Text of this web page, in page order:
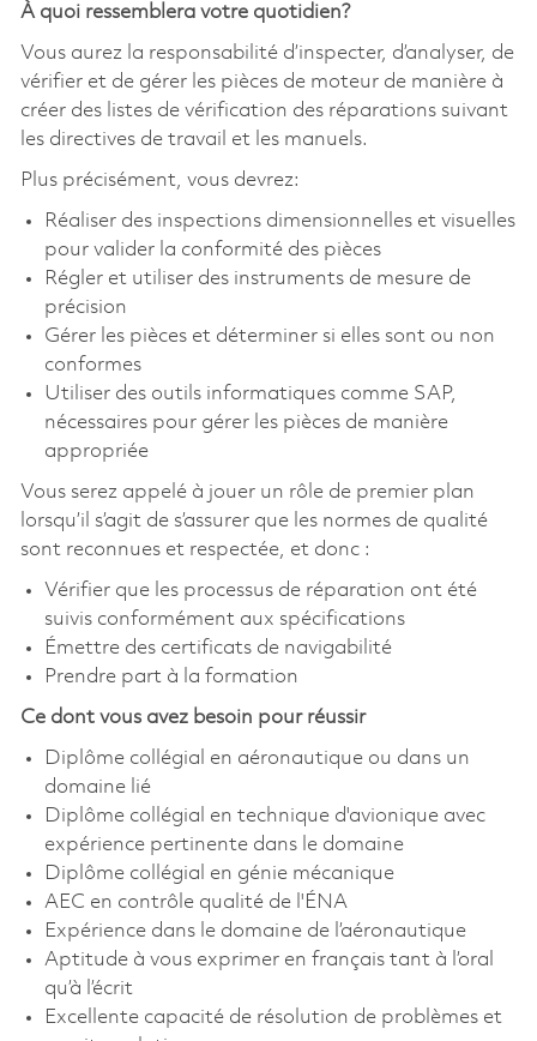
À quoi ressemblera votre quotidien?
Vous aurez la responsabilité d’inspecter, d’analyser, de
vérifier et de gérer les pièces de moteur de manière à
créer des listes de vérification des réparations suivant
les directives de travail et les manuels.
Plus précisément, vous devrez:
Réaliser des inspections dimensionnelles et visuelles
pour valider la conformité des pièces
Régler et utiliser des instruments de mesure de
précision
Gérer les pièces et déterminer si elles sont ou non
conformes
Utiliser des outils informatiques comme SAP,
nécessaires pour gérer les pièces de manière
appropriée
Vous serez appelé à jouer un rôle de premier plan
lorsqu’il s’agit de s’assurer que les normes de qualité
sont reconnues et respectée, et donc :
Vérifier que les processus de réparation ont été
suivis conformément aux spécifications
Émettre des certificats de navigabilité
Prendre part à la formation
Ce dont vous avez besoin pour réussir
Diplôme collégial en aéronautique ou dans un
domaine lié
Diplôme collégial en technique d'avionique avec
expérience pertinente dans le domaine
Diplôme collégial en génie mécanique
AEC en contrôle qualité de l'ÉNA
Expérience dans le domaine de l’aéronautique
Aptitude à vous exprimer en français tant à l’oral
qu’à l’écrit
Excellente capacité de résolution de problèmes et